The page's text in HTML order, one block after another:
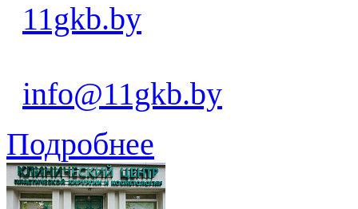
11gkb.by
info@11gkb.by
Подробнее